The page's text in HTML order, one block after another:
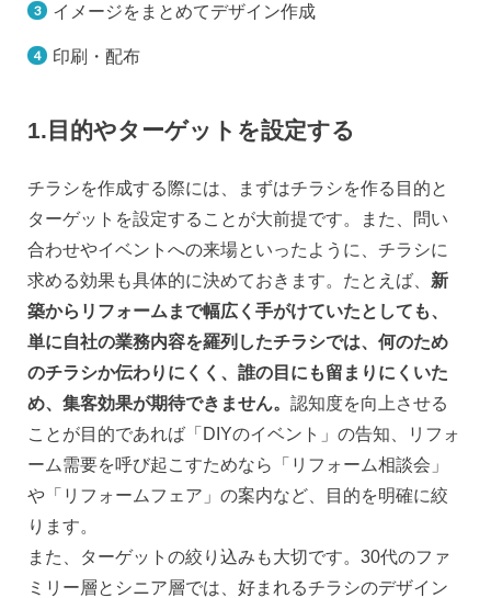
イメージをまとめてデザイン作成
印刷・配布
1.目的やターゲットを設定する
チラシを作成する際には、まずはチラシを作る目的と
ターゲットを設定することが大前提です。また、問い
合わせやイベントへの来場といったように、チラシに
求める効果も具体的に決めておきます。たとえば、 新
築からリフォームまで幅広く手がけていたとしても、
単に自社の業務内容を羅列したチラシでは、何のため
のチラシか伝わりにくく、誰の目にも留まりにくいた
め、集客効果が期待できません。認知度を向上させる
ことが目的であれば「DIYのイベント」の告知、リフォ
ーム需要を呼び起こすためなら「リフォーム相談会」
や「リフォームフェア」の案内など、目的を明確に絞
ります。
また、ターゲットの絞り込みも大切です。30代のファ
ミリー層とシニア層では、好まれるチラシのデザイン